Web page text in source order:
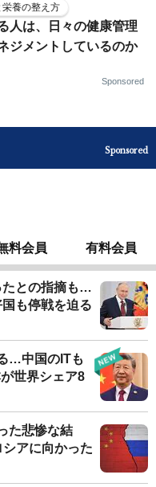
養の整え方
人は、日々の健康管理
ジメントしているのか
Sponsored
Sponsored
料会員 有料会員
たとの指摘も…
も停戦を迫る
…中国のITも
世界シェア8
た悲惨な結
アに向かった